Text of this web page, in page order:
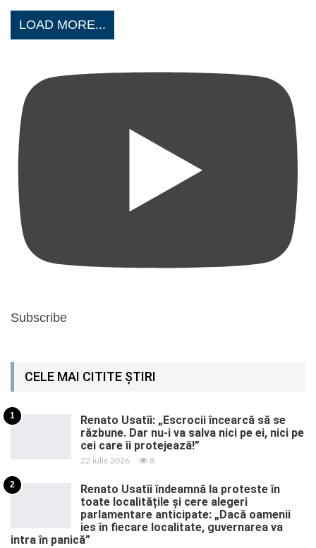
LOAD MORE...
Subscribe
CELE MAI CITITE ȘTIRI
1
Renato Usatîi: „Escrocii încearcă să se
răzbune. Dar nu-i va salva nici pe ei, nici pe
cei care îi protejează!”
22 iulie 2026 8
2
Renato Usatîi îndeamnă la proteste în
toate localitățile și cere alegeri
parlamentare anticipate: „Dacă oamenii
ies în fiecare localitate, guvernarea va
intra în panică”